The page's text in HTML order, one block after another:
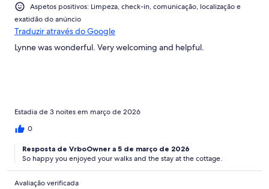
Aspetos positivos: Limpeza, check-in, comunicação, localização e
exatidão do anúncio
Traduzir através do Google
Lynne was wonderful. Very welcoming and helpful.
Estadia de 3 noites em março de 2026
0
Resposta de VrboOwner a 5 de março de 2026
So happy you enjoyed your walks and the stay at the cottage.
Avaliação verificada